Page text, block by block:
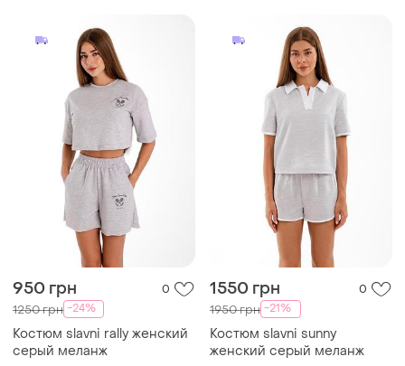
950 грн 0
1250 грн -24%
Костюм slavni rally женский
серый меланж
1550 грн 0
1950 грн -21%
Костюм slavni sunny
женский серый меланж